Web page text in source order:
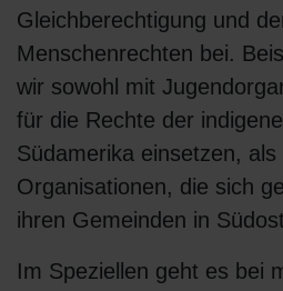
Gleichberechtigung und
Menschenrechten bei.
wir sowohl mit
für die Rechte der
Südamerika einsetzen, als
Organisationen, die sich
ihren Gemeinden in
Im Speziellen geht es bei